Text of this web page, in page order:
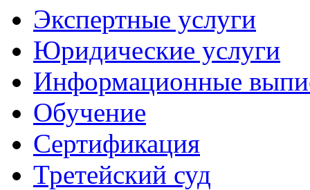
Экспертные услуги
Юридические услуги
Информационные
Обучение
Сертификация
Третейский суд